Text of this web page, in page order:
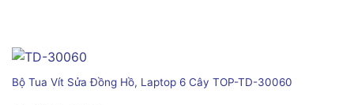
Bộ Tua Vít Sửa Đồng Hồ, Laptop 6 Cây TOP-TD-30060